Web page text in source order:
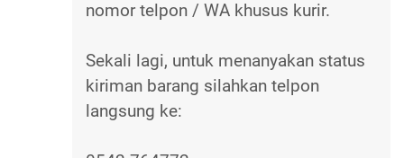
nomor telpon / WA khusus kurir.
Sekali lagi, untuk menanyakan status
kiriman barang silahkan telpon
langsung ke: